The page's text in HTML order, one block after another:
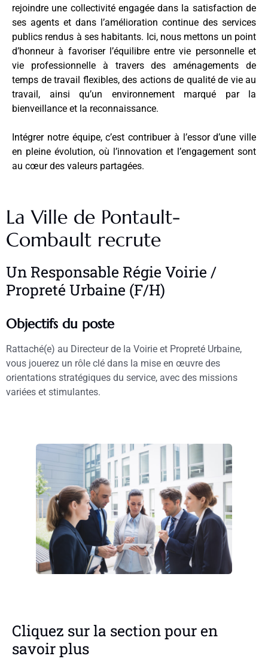
rejoindre une collectivité engagée dans la satisfaction de
ses agents et dans l’amélioration continue des services
publics rendus à ses habitants. Ici, nous mettons un point
d’honneur à favoriser l’équilibre entre vie personnelle et
vie professionnelle à travers des aménagements de
temps de travail flexibles, des actions de qualité de vie au
travail, ainsi qu’un environnement marqué par la
bienveillance et la reconnaissance.
Intégrer notre équipe, c’est contribuer à l’essor d’une ville
en pleine évolution, où l’innovation et l’engagement sont
au cœur des valeurs partagées.
La Ville de Pontault-
Combault recrute
Un Responsable Régie Voirie /
Propreté Urbaine (F/H)
Objectifs du poste
Rattaché(e) au Directeur de la Voirie et Propreté Urbaine,
vous jouerez un rôle clé dans la mise en œuvre des
orientations stratégiques du service, avec des missions
variées et stimulantes.
Cliquez sur la section pour en
savoir plus